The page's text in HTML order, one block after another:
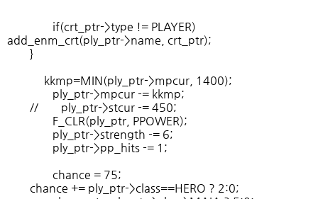
if(crt_ptr->type != PLAYER)
add_enm_crt(ply_ptr->name, crt_ptr);
}
kkmp=MIN(ply_ptr->mpcur, 1400);
ply_ptr->mpcur -= kkmp;
// ply_ptr->stcur -= 450;
F_CLR(ply_ptr, PPOWER);
ply_ptr->strength -= 6;
ply_ptr->pp_hits -= 1;
chance = 75;
chance += ply_ptr->class==HERO ? 2:0;